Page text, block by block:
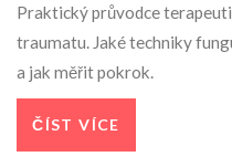
Praktický průvodce
traumatu. Jaké techniky
a jak měřit pokrok.
ČÍST VÍCE